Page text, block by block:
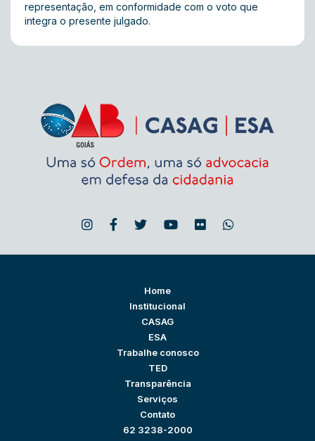
representação, em conformidade com o voto que
integra o presente julgado.
Home
Institucional
CASAG
ESA
Trabalhe conosco
TED
Transparência
Serviços
Contato
62 3238-2000